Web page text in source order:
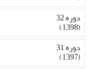
دوره 32
(1398)
دوره 31
(1397)